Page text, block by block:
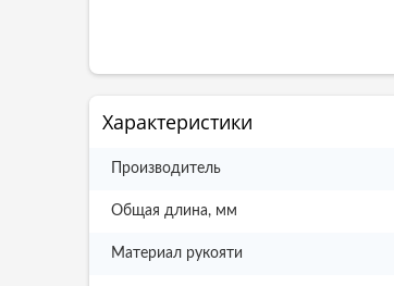
Характеристики
Производитель
Общая длина, мм
Материал рукояти